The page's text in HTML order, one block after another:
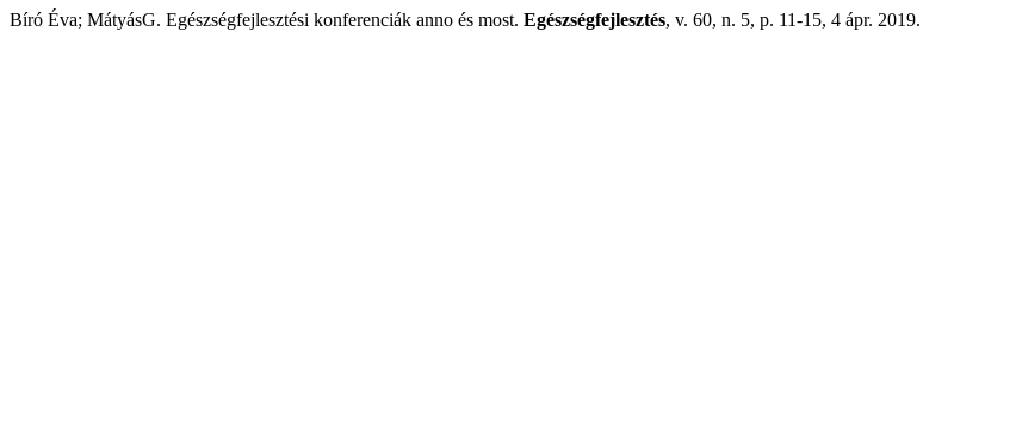
Bíró Éva; MátyásG. Egészségfejlesztési konferenciák anno és most. Egészségfejlesztés, v. 60, n. 5, p. 11-15, 4 ápr. 2019.